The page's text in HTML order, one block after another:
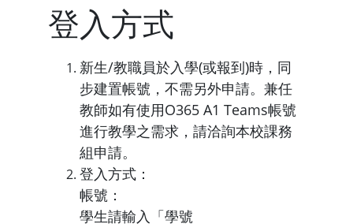
登入方式
新生/教職員於入學(或報到)時，同
步建置帳號，不需另外申請。兼任
教師如有使用O365 A1 Teams帳號
進行教學之需求，請洽詢本校課務
組申請。
登入方式：
帳號：
學生請輸入「學號